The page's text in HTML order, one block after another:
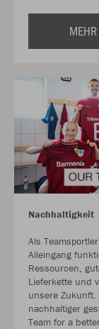
Nachhaltigkeit
Als
Alleingang
Ressourcen,
Lieferkette und
unsere Zukunft.
nachhaltiger
Team for a